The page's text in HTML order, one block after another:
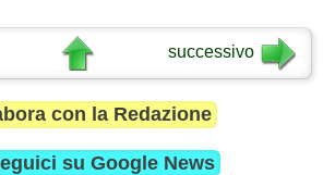
successivo
con la Redazione
su Google News